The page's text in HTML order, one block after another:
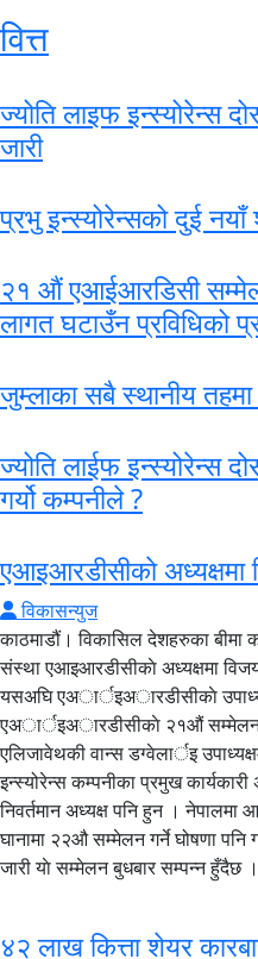
वित्त
ज्योति लाइफ इन्स्योरेन्स
जारी
प्रभु इन्स्योरेन्सको दुई नयाँ
२१ औं एआईआरडिसी
लागत घटाउँन प्रविधिको
जुम्लाका सबै स्थानीय
ज्योति लाईफ इन्स्योरेन्स
गर्यो कम्पनीले ?
एआइआरडीसीकाे अध्यक्षमा
विकासन्युज
काठमाडौं। विकासिल देशहरुका बीमा
संस्था एआइआरडीसीकाे अध्यक्षमा
यसअघि एअार्इअारडीसीकाे
एअार्इअारडीसीकाे २१‍औं सम्मेलनले
एलिजावेथकी वान्स डग्वेलार्इ
इन्स्योरेन्स कम्पनीका प्रमुख
निवर्तमान अध्यक्ष पनि हुन ।
घानामा २२औ सम्मेलन गर्ने घोषणा पनि
जारी याे सम्मेलन बुधबार सम्पन्न हुँदैछ ।
४२ लाख कित्ता शेयर